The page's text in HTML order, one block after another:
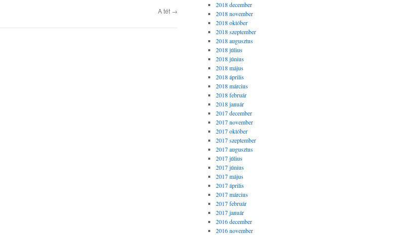
A tét →
2018 december
2018 november
2018 október
2018 szeptember
2018 augusztus
2018 július
2018 június
2018 május
2018 április
2018 március
2018 február
2018 január
2017 december
2017 november
2017 október
2017 szeptember
2017 augusztus
2017 július
2017 június
2017 május
2017 április
2017 március
2017 február
2017 január
2016 december
2016 november